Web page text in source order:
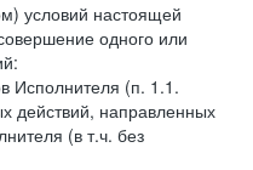
условий настоящей
одного или
Исполнителя (п. 1.1.
действий, направленных
(в т.ч. без